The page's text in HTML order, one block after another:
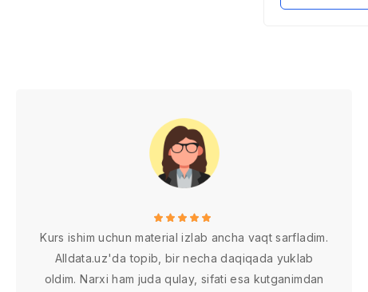
Kurs ishim uchun material izlab ancha vaqt sarfladim.
Alldata.uz'da topib, bir necha daqiqada yuklab
oldim. Narxi ham juda qulay, sifati esa kutganimdan